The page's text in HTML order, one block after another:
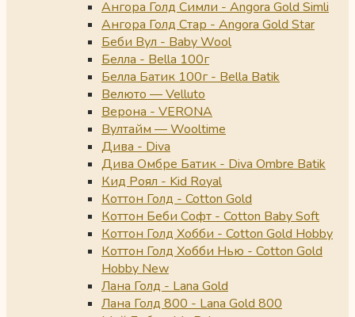
Ангора Голд Симли - Angora Gold Simli
Ангора Голд Стар - Angora Gold Star
Беби Вул - Baby Wool
Белла - Bella 100г
Белла Батик 100г - Bella Batik
Велюто — Velluto
Верона - VERONA
Вултайм — Wooltime
Дива - Diva
Дива Омбре Батик - Diva Ombre Batik
Кид Роял - Kid Royal
Коттон Голд - Cotton Gold
Коттон Беби Софт - Cotton Baby Soft
Коттон Голд Хобби - Cotton Gold Hobby
Коттон Голд Хобби Нью - Cotton Gold
Hobby New
Лана Голд - Lana Gold
Лана Голд 800 - Lana Gold 800